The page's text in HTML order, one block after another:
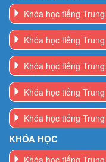
Khóa học tiếng
Khóa học tiếng
Khóa học tiếng
Khóa học tiếng
Khóa học tiếng
KHÓA HỌC
Khóa học tiếng